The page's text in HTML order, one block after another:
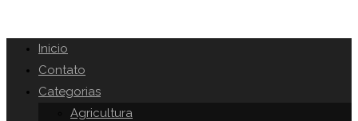
Inicio
Contato
Categorias
Agricultura